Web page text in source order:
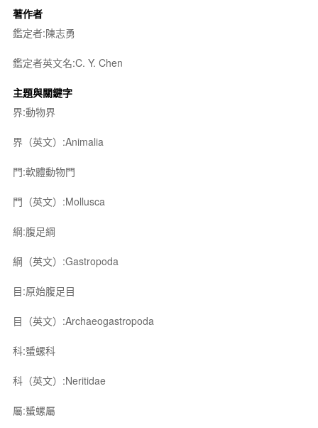
著作者
鑑定者:陳志勇
鑑定者英文名:C. Y. Chen
主題與關鍵字
界:動物界
界（英文）:Animalia
門:軟體動物門
門（英文）:Mollusca
綱:腹足綱
綱（英文）:Gastropoda
目:原始腹足目
目（英文）:Archaeogastropoda
科:蜑螺科
科（英文）:Neritidae
屬:蜑螺屬